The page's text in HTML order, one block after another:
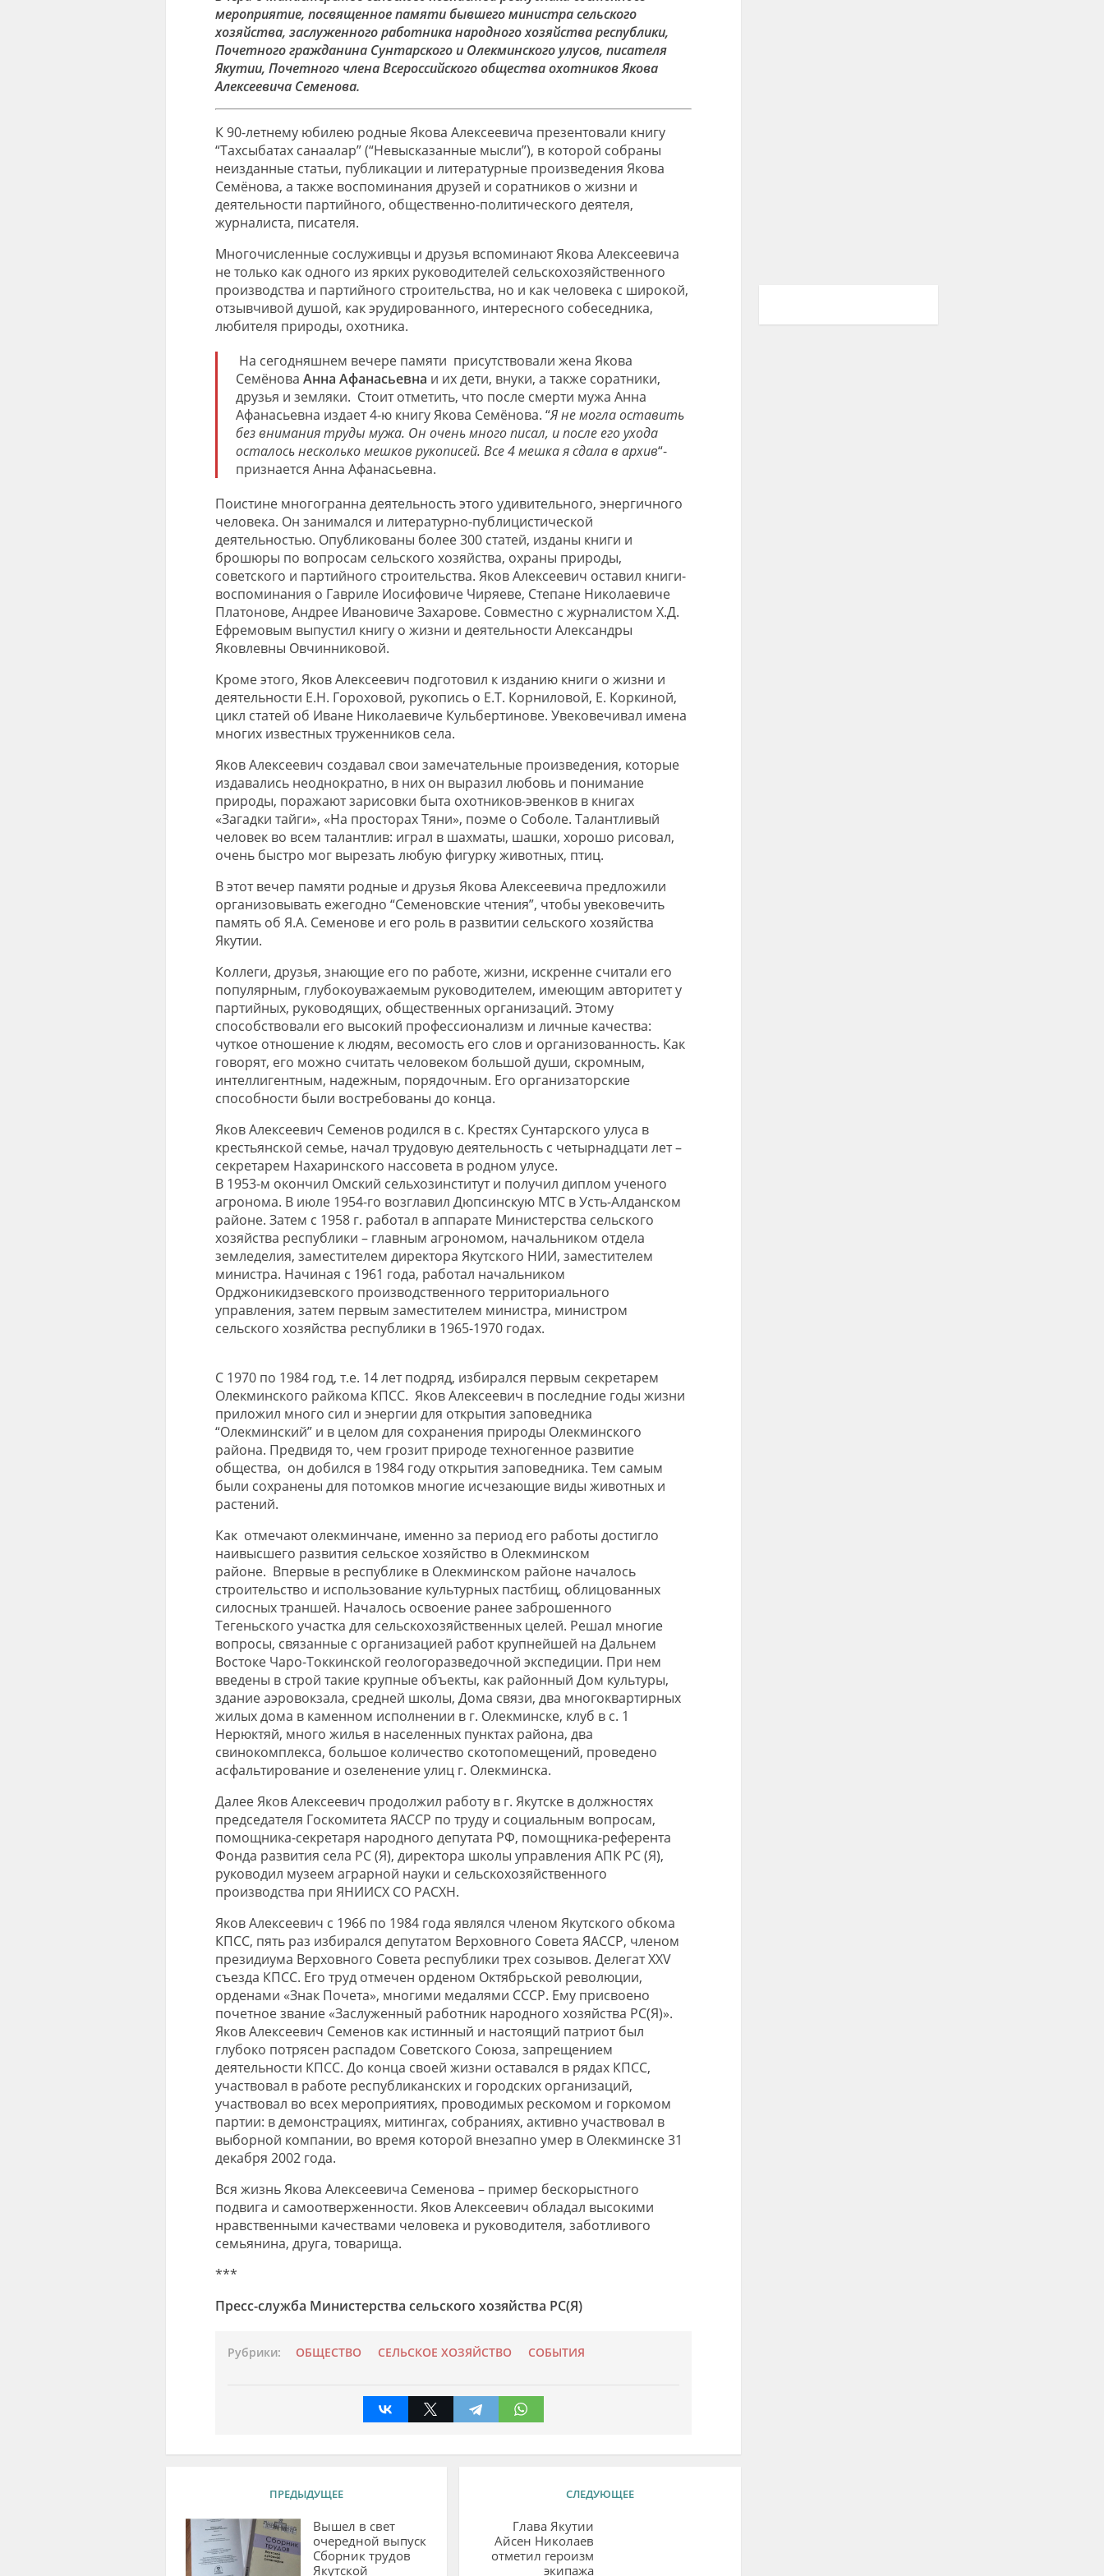
мероприятие, посвященное памяти бывшего министра сельского
хозяйства, заслуженного работника народного хозяйства республики,
Почетного гражданина Сунтарского и Олекминского улусов, писателя
Якутии, Почетного члена Всероссийского общества охотников Якова
Алексеевича Семенова.
К 90-летнему юбилею родные Якова Алексеевича презентовали книгу
“Тахсыбатах санаалар” (“Невысказанные мысли”), в которой собраны
неизданные статьи, публикации и литературные произведения Якова
Семёнова, а также воспоминания друзей и соратников о жизни и
деятельности партийного, общественно-политического деятеля,
журналиста, писателя.
Многочисленные сослуживцы и друзья вспоминают Якова Алексеевича
не только как одного из ярких руководителей сельскохозяйственного
производства и партийного строительства, но и как человека с широкой,
отзывчивой душой, как эрудированного, интересного собеседника,
любителя природы, охотника.
На сегодняшнем вечере памяти присутствовали жена Якова
СемёноваАнна Афанасьевна и их дети, внуки, а также соратники,
друзья и земляки. Стоит отметить, что после смерти мужа Анна
Афанасьевна издает 4-ю книгу Якова Семёнова. “Я не могла оставить
без внимания труды мужа. Он очень много писал, и после его ухода
осталось несколько мешков рукописей. Все 4 мешка я сдала в архив“-
признается Анна Афанасьевна.
Поистине многогранна деятельность этого удивительного, энергичного
человека. Он занимался и литературно-публицистической
деятельностью. Опубликованы более 300 статей, изданы книги и
брошюры по вопросам сельского хозяйства, охраны природы,
советского и партийного строительства. Яков Алексеевич оставил книги-
воспоминания о Гавриле Иосифовиче Чиряеве, Степане Николаевиче
Платонове, Андрее Ивановиче Захарове. Совместно с журналистом Х.Д.
Ефремовым выпустил книгу о жизни и деятельности Александры
Яковлевны Овчинниковой.
Кроме этого, Яков Алексеевич подготовил к изданию книги о жизни и
деятельности Е.Н. Гороховой, рукопись о Е.Т. Корниловой, Е. Коркиной,
цикл статей об Иване Николаевиче Кульбертинове. Увековечивал имена
многих известных труженников села.
Яков Алексеевич создавал свои замечательные произведения, которые
издавались неоднократно, в них он выразил любовь и понимание
природы, поражают зарисовки быта охотников-эвенков в книгах
«Загадки тайги», «На просторах Тяни», поэме о Соболе. Талантливый
человек во всем талантлив: играл в шахматы, шашки, хорошо рисовал,
очень быстро мог вырезать любую фигурку животных, птиц.
В этот вечер памяти родные и друзья Якова Алексеевича предложили
организовывать ежегодно “Семеновские чтения”, чтобы увековечить
память об Я.А. Семенове и его роль в развитии сельского хозяйства
Якутии.
Коллеги, друзья, знающие его по работе, жизни, искренне считали его
популярным, глубокоуважаемым руководителем, имеющим авторитет у
партийных, руководящих, общественных организаций. Этому
способствовали его высокий профессионализм и личные качества:
чуткое отношение к людям, весомость его слов и организованность. Как
говорят, его можно считать человеком большой души, скромным,
интеллигентным, надежным, порядочным. Его организаторские
способности были востребованы до конца.
Яков Алексеевич Семенов родился в с. Крестях Сунтарского улуса в
крестьянской семье, начал трудовую деятельность с четырнадцати лет –
секретарем Нахаринского нассовета в родном улусе.
В 1953-м окончил Омский сельхозинститут и получил диплом ученого
агронома. В июле 1954-го возглавил Дюпсинскую МТС в Усть-Алданском
районе. Затем с 1958 г. работал в аппарате Министерства сельского
хозяйства республики – главным агрономом, начальником отдела
земледелия, заместителем директора Якутского НИИ, заместителем
министра. Начиная с 1961 года, работал начальником
Орджоникидзевского производственного территориального
управления, затем первым заместителем министра, министром
сельского хозяйства республики в 1965-1970 годах.
С 1970 по 1984 год, т.е. 14 лет подряд, избирался первым секретарем
Олекминского райкома КПСС. Яков Алексеевич в последние годы жизни
приложил много сил и энергии для открытия заповедника
“Олекминский” и в целом для сохранения природы Олекминского
района. Предвидя то, чем грозит природе техногенное развитие
общества, он добился в 1984 году открытия заповедника. Тем самым
были сохранены для потомков многие исчезающие виды животных и
растений.
Как отмечают олекминчане, именно за период его работы достигло
наивысшего развития сельское хозяйство в Олекминском
районе. Впервые в республике в Олекминском районе началось
строительство и использование культурных пастбищ, облицованных
силосных траншей. Началось освоение ранее заброшенного
Тегеньского участка для сельскохозяйственных целей. Решал многие
вопросы, связанные с организацией работ крупнейшей на Дальнем
Востоке Чаро-Токкинской геологоразведочной экспедиции. При нем
введены в строй такие крупные объекты, как районный Дом культуры,
здание аэровокзала, средней школы, Дома связи, два многоквартирных
жилых дома в каменном исполнении в г. Олекминске, клуб в с. 1
Нерюктяй, много жилья в населенных пунктах района, два
свинокомплекса, большое количество скотопомещений, проведено
асфальтирование и озеленение улиц г. Олекминска.
Далее Яков Алексеевич продолжил работу в г. Якутске в должностях
председателя Госкомитета ЯАССР по труду и социальным вопросам,
помощника-секретаря народного депутата РФ, помощника-референта
Фонда развития села PC (Я), директора школы управления АПК PC (Я),
руководил музеем аграрной науки и сельскохозяйственного
производства при ЯНИИСХ СО РАСХН.
Яков Алексеевич с 1966 по 1984 года являлся членом Якутского обкома
КПСС, пять раз избирался депутатом Верховного Совета ЯАССР, членом
президиума Верховного Совета республики трех созывов. Делегат XXV
съезда КПСС. Его труд отмечен орденом Октябрьской революции,
орденами «Знак Почета», многими медалями СССР. Ему присвоено
почетное звание «Заслуженный работник народного хозяйства РС(Я)».
Яков Алексеевич Семенов как истинный и настоящий патриот был
глубоко потрясен распадом Советского Союза, запрещением
деятельности КПСС. До конца своей жизни оставался в рядах КПСС,
участвовал в работе республиканских и городских организаций,
участвовал во всех мероприятиях, проводимых рескомом и горкомом
партии: в демонстрациях, митингах, собраниях, активно участвовал в
выборной компании, во время которой внезапно умер в Олекминске 31
декабря 2002 года.
Вся жизнь Якова Алексеевича Семенова – пример бескорыстного
подвига и самоотверженности. Яков Алексеевич обладал высокими
нравственными качествами человека и руководителя, заботливого
семьянина, друга, товарища.
***
Пресс-служба Министерства сельского хозяйства РС(Я)
Рубрики: ОБЩЕСТВО СЕЛЬСКОЕ ХОЗЯЙСТВО СОБЫТИЯ
ПРЕДЫДУЩЕЕ
Вышел в свет
очередной выпуск
Сборник трудов
Якутской
СЛЕДУЮЩЕЕ
Глава Якутии
Айсен Николаев
отметил героизм
экипажа